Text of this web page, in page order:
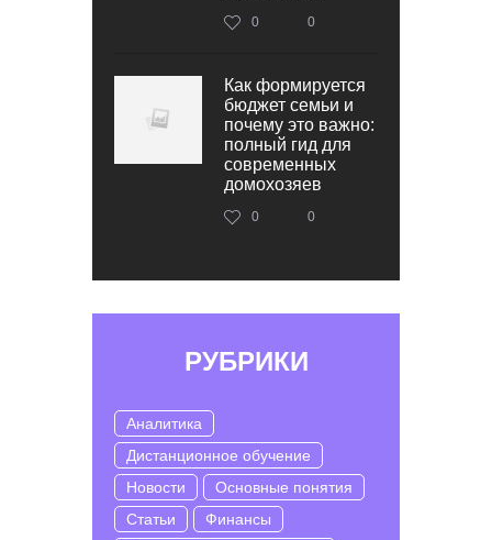
0 0
Как формируется
бюджет семьи и
почему это важно:
полный гид для
современных
домохозяев
0 0
РУБРИКИ
Аналитика
Дистанционное обучение
Новости
Основные понятия
Статьи
Финансы